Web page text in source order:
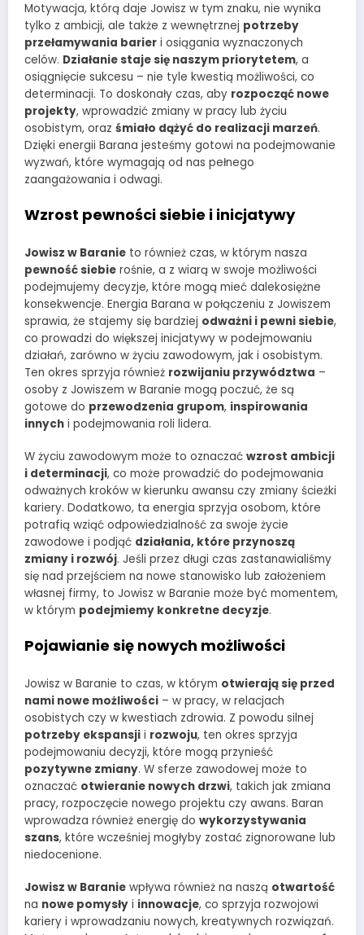
Motywacja, którą daje Jowisz w tym znaku, nie wynika
tylko z ambicji, ale także z wewnętrznej potrzeby
przełamywania barier i osiągania wyznaczonych
celów. Działanie staje się naszym priorytetem, a
osiągnięcie sukcesu – nie tyle kwestią możliwości, co
determinacji. To doskonały czas, aby rozpocząć nowe
projekty, wprowadzić zmiany w pracy lub życiu
osobistym, oraz śmiało dążyć do realizacji marzeń.
Dzięki energii Barana jesteśmy gotowi na podejmowanie
wyzwań, które wymagają od nas pełnego
zaangażowania i odwagi.
Wzrost pewności siebie i inicjatywy
Jowisz w Baranie to również czas, w którym nasza
pewność siebie rośnie, a z wiarą w swoje możliwości
podejmujemy decyzje, które mogą mieć dalekosiężne
konsekwencje. Energia Barana w połączeniu z Jowiszem
sprawia, że stajemy się bardziej odważni i pewni siebie,
co prowadzi do większej inicjatywy w podejmowaniu
działań, zarówno w życiu zawodowym, jak i osobistym.
Ten okres sprzyja również rozwijaniu przywództwa –
osoby z Jowiszem w Baranie mogą poczuć, że są
gotowe do przewodzenia grupom, inspirowania
innych i podejmowania roli lidera.
W życiu zawodowym może to oznaczać wzrost ambicji
i determinacji, co może prowadzić do podejmowania
odważnych kroków w kierunku awansu czy zmiany ścieżki
kariery. Dodatkowo, ta energia sprzyja osobom, które
potrafią wziąć odpowiedzialność za swoje życie
zawodowe i podjąć działania, które przynoszą
zmiany i rozwój. Jeśli przez długi czas zastanawialiśmy
się nad przejściem na nowe stanowisko lub założeniem
własnej firmy, to Jowisz w Baranie może być momentem,
w którym podejmiemy konkretne decyzje.
Pojawianie się nowych możliwości
Jowisz w Baranie to czas, w którym otwierają się przed
nami nowe możliwości – w pracy, w relacjach
osobistych czy w kwestiach zdrowia. Z powodu silnej
potrzeby ekspansji i rozwoju, ten okres sprzyja
podejmowaniu decyzji, które mogą przynieść
pozytywne zmiany. W sferze zawodowej może to
oznaczać otwieranie nowych drzwi, takich jak zmiana
pracy, rozpoczęcie nowego projektu czy awans. Baran
wprowadza również energię do wykorzystywania
szans, które wcześniej mogłyby zostać zignorowane lub
niedocenione.
Jowisz w Baranie wpływa również na naszą otwartość
na nowe pomysły i innowacje, co sprzyja rozwojowi
kariery i wprowadzaniu nowych, kreatywnych rozwiązań.